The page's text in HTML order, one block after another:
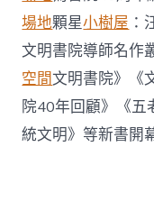
場地顆星小樹屋 ：
文明書院導師名作
空間文明書院》《
院40年回顧》《
統文明》等新書開